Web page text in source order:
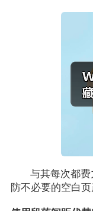
与其每次都
防不必要的空白页